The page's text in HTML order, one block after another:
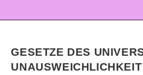
GESETZE DES